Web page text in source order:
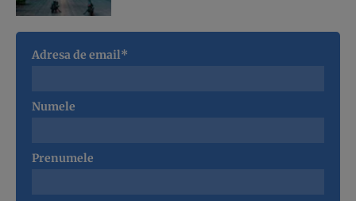
Adresa de email*
Numele
Prenumele